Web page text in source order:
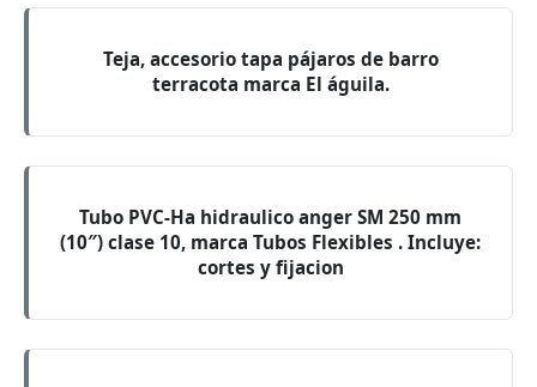
Teja, accesorio tapa pájaros de barro
terracota marca El águila.
Tubo PVC-Ha hidraulico anger SM 250 mm
(10″) clase 10, marca Tubos Flexibles . Incluye:
cortes y fijacion